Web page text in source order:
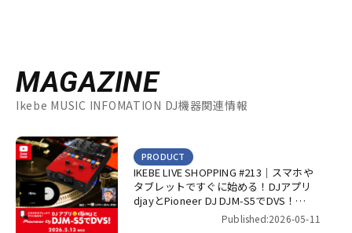
MAGAZINE
Ikebe MUSIC INFOMATION DJ機器関連情報
IKEBE LIVE SHOPPING #213｜スマホや
タブレットですぐに始める！DJアプリ
djayとPioneer DJ DJM-S5でDVS！
【presented by パワーDJ’s 渋谷】
PRODUCT
Published:2026-05-11